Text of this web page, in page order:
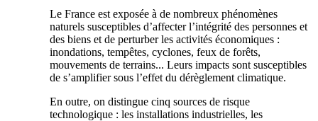
Le France est exposée à de nombreux phénomènes
naturels susceptibles d’affecter l’intégrité des personnes et
des biens et de perturber les activités économiques :
inondations, tempêtes, cyclones, feux de forêts,
mouvements de terrains... Leurs impacts sont susceptibles
de s’amplifier sous l’effet du dérèglement climatique.
En outre, on distingue cinq sources de risque
technologique : les installations industrielles, les